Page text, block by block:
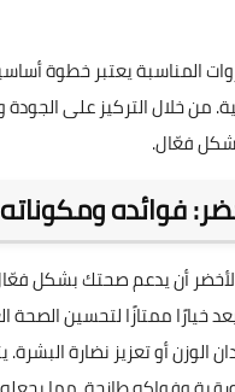
المناسبة يعتبر خطوة
من خلال التركيز على
فعّال.
فوائده ومكوناته
أن يدعم صحتك بشكل
خيارًا ممتازًا لتحسين الصحة
أو تعزيز نضارة البشرة.